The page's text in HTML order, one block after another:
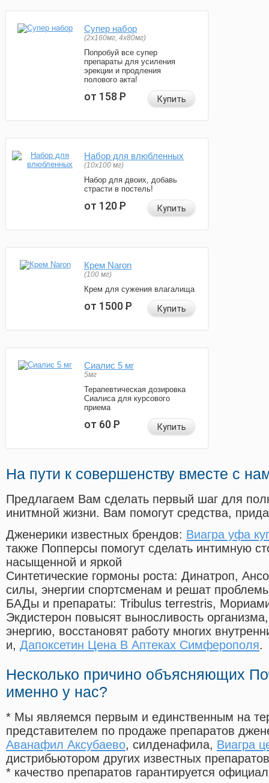
Супер набор
(2х160мг, 4х80мг)
Попробуй все супер
препараты для усиления
эрекции и продления
полового акта!
от 158Р Купить
Набор для влюбленных
(10х100 мг)
Набор для двоих, добавь
страсти в постель!
от 120Р Купить
Крем Naron
(100 мг)
Крем для сужения влагалища
от 1500Р Купить
Сиалис 5 мг
5мг
Терапевтическая дозировка
Сиалиса для курсового
приема
от 60Р Купить
На пути к совершенству вместе с
Предлагаем Вам сделать первый шаг для
инитмной жизни. Вам помогут средства,
Дженерики известных брендов: Виагра уфа
также Попперсы помогут сделать интимную
насыщенной и яркой
Синтетические гормоны роста: Динатроп,
силы, энергии спортсменам и решат
БАДы и препараты: Tribulus terrestris,
Экдистерон повысят выносливость
энергию, восстановят работу многих
и, Дапоксетин Цена В Аптеках Симферополя.
Несколько причино объясняющих
именно у нас?
* Мы являемся первым и единственным на
представителем по продаже препаратов
Аванафил Аксубаево, силденафила, Виагра
дистрибьютором других известных препаратов
* качество препаратов гарантируется